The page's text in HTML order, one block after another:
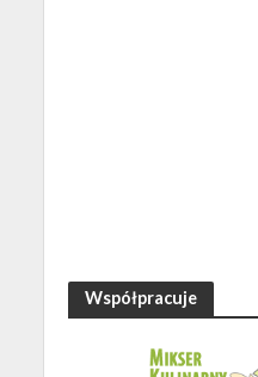
Współpracuje